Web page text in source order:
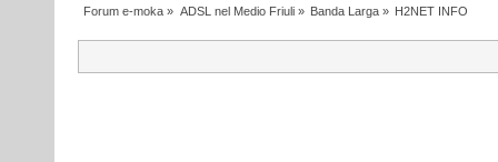
Forum e-moka » ADSL nel Medio Friuli» Banda Larga» H2NET INFO